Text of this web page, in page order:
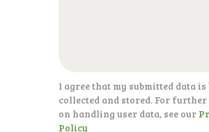
I agree that my submitted data is
collected and stored. For
on handling user data, see our
Policy